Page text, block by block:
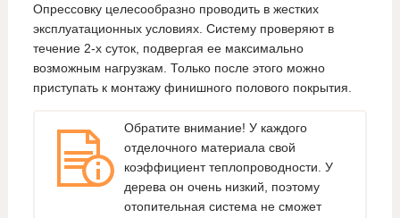
Опрессовку целесообразно проводить в жестких
эксплуатационных условиях. Систему проверяют в
течение 2-х суток, подвергая ее максимально
возможным нагрузкам. Только после этого можно
приступать к монтажу финишного полового покрытия.
Обратите внимание! У каждого
отделочного материала свой
коэффициент теплопроводности. У
дерева он очень низкий, поэтому
отопительная система не сможет